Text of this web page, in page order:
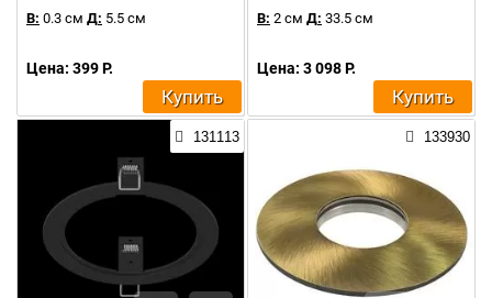
В: 0.3 см Д: 5.5 см
Цена: 399 Р.
Купить
В: 2 см Д: 33.5 см
Цена: 3 098 Р.
Купить
131113 133930